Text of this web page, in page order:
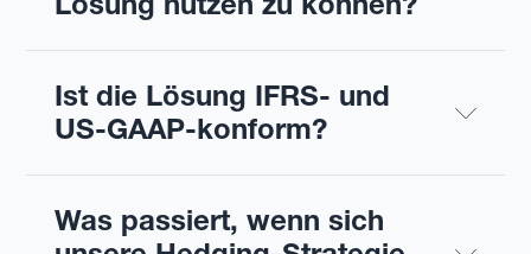
Ist die Lösung IFRS- und
US-GAAP-konform?
Was passiert, wenn sich